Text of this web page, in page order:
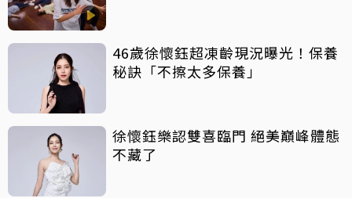
46歲徐懷鈺超凍齡現況曝光！保養
秘訣「不擦太多保養」
徐懷鈺樂認雙喜臨門 絕美巔峰體態
不藏了